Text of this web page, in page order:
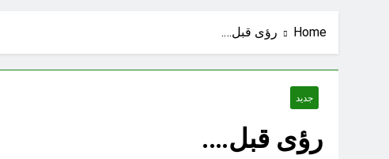
Home رؤى قبل….
جديد
رؤى قبل….